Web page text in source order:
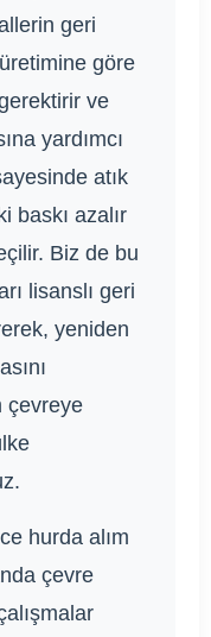
geri
göre
ve
yardımcı
atık
baskı azalır
Biz de bu
lisanslı geri
yeniden
çevreye
hurda alım
çevre